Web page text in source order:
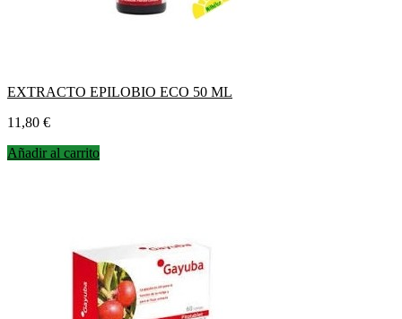
EXTRACTO EPILOBIO ECO 50 ML
Precio
11,80 €
Añadir al carrito